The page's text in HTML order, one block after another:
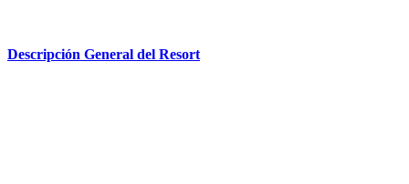
Descripción General del Resort